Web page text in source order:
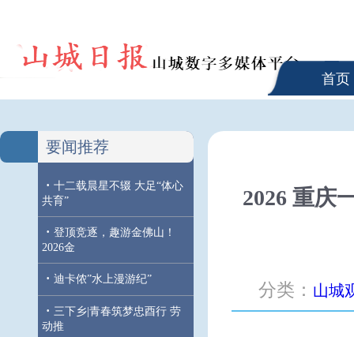
首页
要闻推荐
· 十二载晨星不辍 大足“体心
共育”
· 登顶竞逐，趣游金佛山！
2026金
· 迪卡侬”水上漫游纪”
· 三下乡|青春筑梦忠酉行 劳
动推
2026 重庆
分类： 山城